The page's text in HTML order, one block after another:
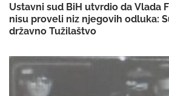
Ustavni sud BiH utvrdio da Vlada
nisu proveli niz njegovih odluka:
državno Tužilaštvo